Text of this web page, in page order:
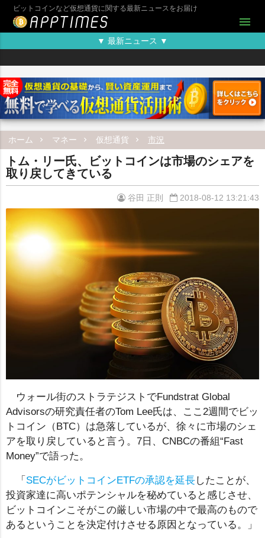
ビットコインなど仮想通貨に関する最新ニュースをお届け
menu
▼ 最新ニュース ▼
ホーム マネー 仮想通貨 市況
トム・リー氏、ビットコインは市場のシェアを
取り戻してきている
谷田 正則 2018-08-12 13:21:43
ウォール街のストラテジストでFundstrat Global
Advisorsの研究責任者のTom Lee氏は、ここ2週間でビッ
トコイン（BTC）は急落しているが、徐々に市場のシェ
アを取り戻していると言う。7日、CNBCの番組“Fast
Money”で語った。
「 SECがビットコインETFの承認を延長したことが、
投資家達に高いポテンシャルを秘めていると感じさせ、
ビットコインこそがこの厳しい市場の中で最高のもので
あるということを決定付けさせる原因となっている。」